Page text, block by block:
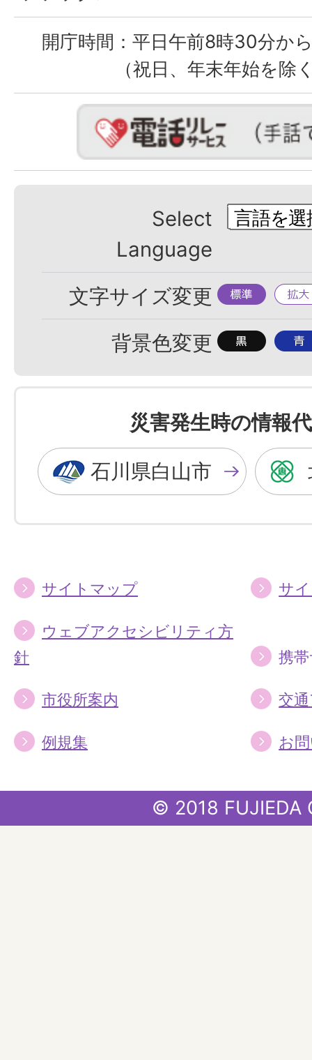
開庁時間： 平日午前8時30分か
（祝日、年末年始を除
Select
Language
文字サイズ変更 標
準
拡
大
背景色変更 背
色
を
黒
色
に
背
色
を
青
色
に
災害発生時の情報
石川県白山市
サイトマップ サ
ウェブアクセシビリティ方
針
携
市役所案内 交
例規集 お
© 2018 FUJIEDA